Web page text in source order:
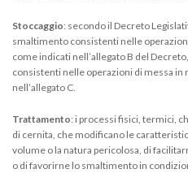
Stoccaggio: secondo il Decreto
smaltimento consistenti nelle
come indicati nell’allegato B del
consistenti nelle operazioni di messa
nell’allegato C.
Trattamento: i processi fisici, termici,
di cernita, che modificano le
volume o la natura pericolosa, di
o di favorirne lo smaltimento in